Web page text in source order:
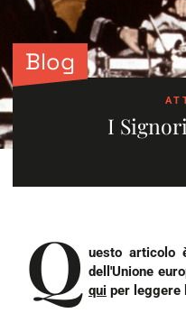
Blog
I
Q uesto articolo
dell'Unione
qui per leggere